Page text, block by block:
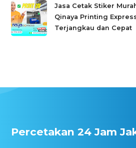
Jasa Cetak Stiker
Qinaya Printing
Terjangkau dan Cepat
Percetakan 24 Jam